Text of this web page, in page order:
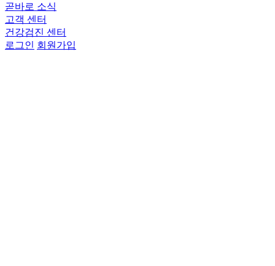
곧바로 소식
고객 센터
건강검진 센터
로그인 회원가입